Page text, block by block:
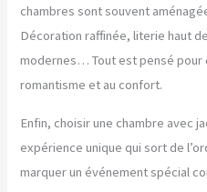
chambres sont souvent
Décoration raffinée, literie haut
modernes… Tout est pensé pour
romantisme et au confort.
Enfin, choisir une chambre avec
expérience unique qui sort de
marquer un événement spécial